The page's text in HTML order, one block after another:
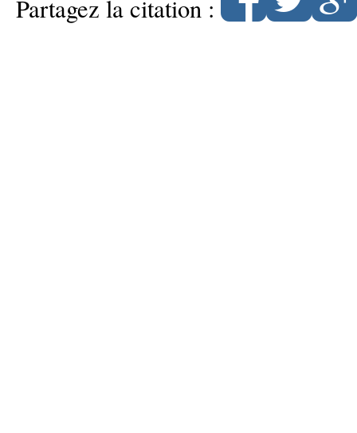
Partagez la citation :